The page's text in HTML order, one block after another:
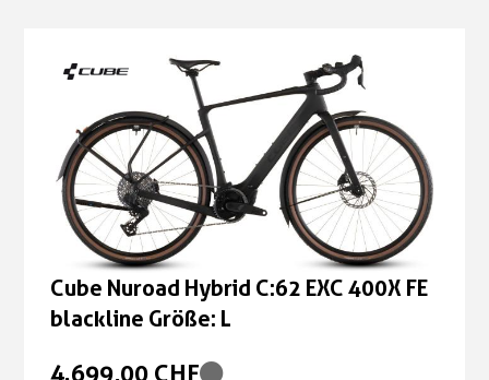
Cube Nuroad Hybrid C:62 EXC 400X FE
blackline Größe: L
4.699,00 CHF